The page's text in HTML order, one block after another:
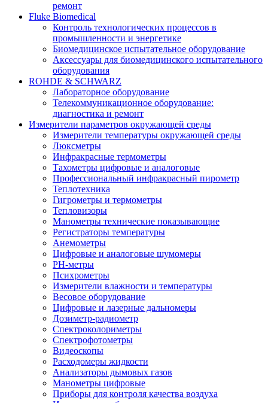
ремонт
Fluke Biomedical
Контроль технологических процессов в
промышленности и энергетике
Биомедицинское испытательное оборудование
Аксессуары для биомедицинского испытательного
оборудования
ROHDE & SCHWARZ
Лабораторное оборудование
Телекоммуникационное оборудование:
диагностика и ремонт
Измерители параметров окружающей среды
Измерители температуры окружающей среды
Люксметры
Инфракрасные термометры
Тахометры цифровые и аналоговые
Профессиональный инфракрасный пирометр
Теплотехника
Гигрометры и термометры
Тепловизоры
Манометры технические показывающие
Регистраторы температуры
Анемометры
Цифровые и аналоговые шумомеры
PH-метры
Психрометры
Измерители влажности и температуры
Весовое оборудование
Цифровые и лазерные дальномеры
Дозиметр-радиометр
Спектроколориметры
Спектрофотометры
Видеоскопы
Расходомеры жидкости
Анализаторы дымовых газов
Манометры цифровые
Приборы для контроля качества воздуха